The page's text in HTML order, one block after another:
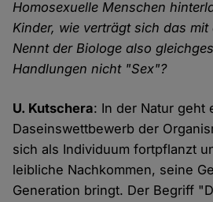
Homosexuelle Menschen
Kinder, wie verträgt sich das mit
Nennt der Biologe also
Handlungen nicht "Sex"?
U. Kutschera: In der Natur geht
Daseinswettbewerb der
sich als Individuum fortpflanzt
leibliche Nachkommen, seine
Generation bringt. Der Begriff